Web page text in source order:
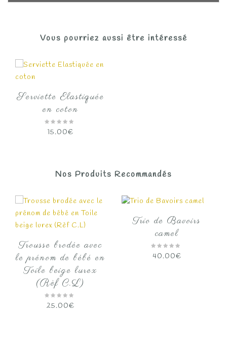
Vous pourriez aussi être intéressé
Serviette Elastiquée
en coton
15.00€
Nos Produits Recommandés
Trousse brodée avec
le prénom de bébé en
Toile beige lurex
(Rèf C.L)
25.00€
Trio de Bavoirs
camel
40.00€